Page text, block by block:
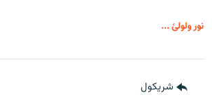
نور ولولئ ...
شريکول